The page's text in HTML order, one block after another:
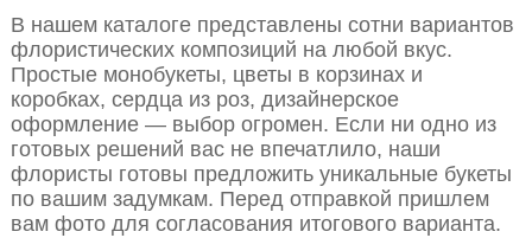
В нашем каталоге представлены сотни вариантов
флористических композиций на любой вкус.
Простые монобукеты, цветы в корзинах и
коробках, сердца из роз, дизайнерское
оформление — выбор огромен. Если ни одно из
готовых решений вас не впечатлило, наши
флористы готовы предложить уникальные букеты
по вашим задумкам. Перед отправкой пришлем
вам фото для согласования итогового варианта.